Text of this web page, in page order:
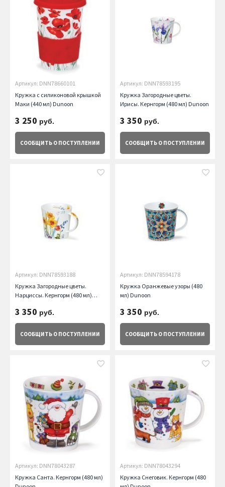
Артикул: DNN78660101
Кружка с силиконовой крышкой
Маки (440 мл) Dunoon
3 250 руб.
СООБЩИТЬ О ПОСТУПЛЕНИИ
Артикул: DNN78593195
Кружка Загородные цветы.
Ирисы. Кернгорм (480 мл) Dunoon
3 350 руб.
СООБЩИТЬ О ПОСТУПЛЕНИИ
Артикул: DNN78593188
Кружка Загородные цветы.
Нарциссы. Кернгорм (480 мл)
3 350 руб.
СООБЩИТЬ О ПОСТУПЛЕНИИ
Артикул: DNN78594178
Кружка Оранжевые узоры (480
мл) Dunoon
3 350 руб.
СООБЩИТЬ О ПОСТУПЛЕНИИ
Артикул: DNN78043287
Кружка Санта. Кернгорм (480 мл)
Артикул: DNN78043294
Кружка Снеговик. Кернгорм (480